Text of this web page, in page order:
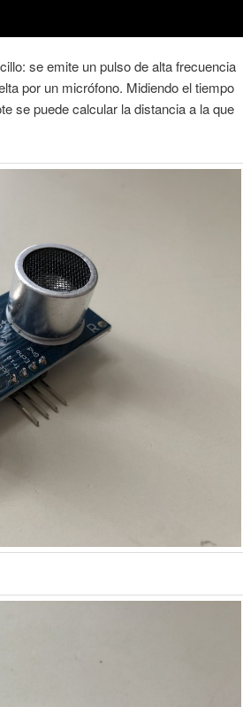
se emite un pulso de alta frecuencia
por un micrófono. Midiendo el tiempo
se puede calcular la distancia a la que